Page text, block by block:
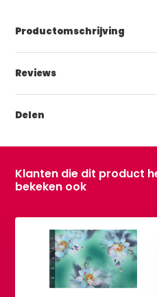
Productomschrijving
Reviews
Delen
Klanten die dit product
bekeken ook